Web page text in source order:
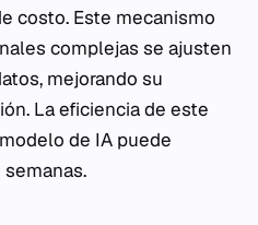
costo. Este mecanismo
complejas se ajusten
mejorando su
La eficiencia de este
de IA puede